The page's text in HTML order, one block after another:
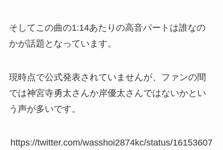
そしてこの曲の1:14あたりの高音パートは誰なの
かが話題となっています。
現時点で公式発表されていませんが、ファンの間
では神宮寺勇太さんか岸優太さんではないかとい
う声が多いです。
https://twitter.com/wasshoi2874kc/status/16153607